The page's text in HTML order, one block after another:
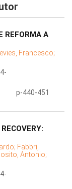
REFORMA A
Francesco;
p-440-451
Fabbri,
Antonio;